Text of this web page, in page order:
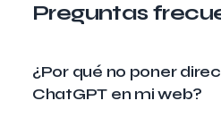
Preguntas
¿Por qué no poner
ChatGPT en mi web?